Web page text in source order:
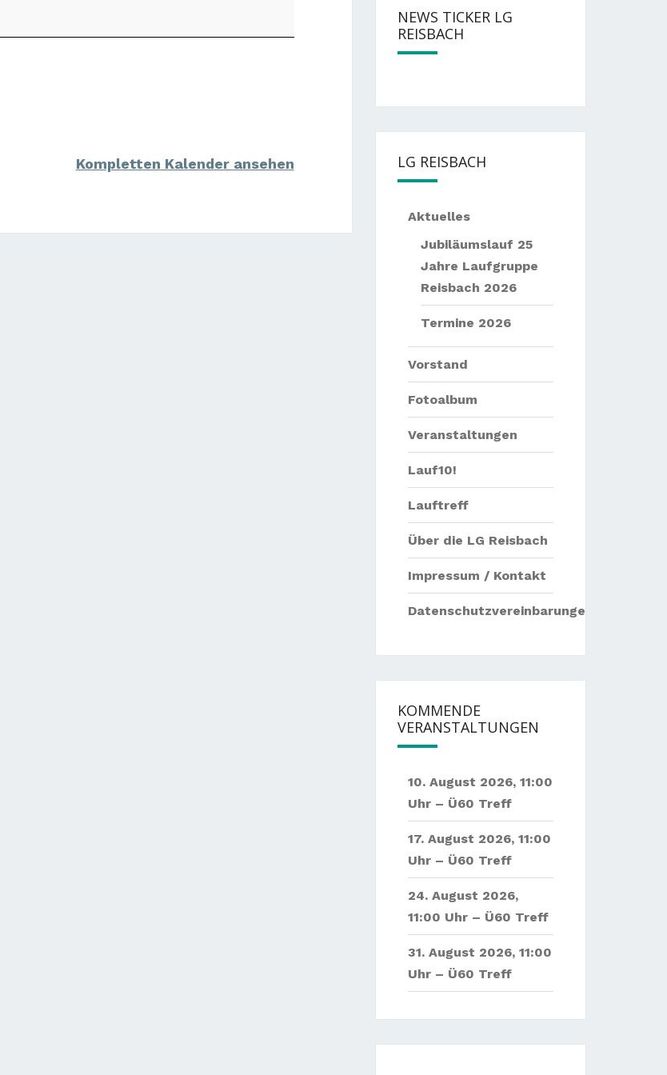
Kompletten Kalender ansehen
NEWS TICKER LG
REISBACH
LG REISBACH
Aktuelles
Jubiläumslauf 25
Jahre Laufgruppe
Reisbach 2026
Termine 2026
Vorstand
Fotoalbum
Veranstaltungen
Lauf10!
Lauftreff
Über die LG Reisbach
Impressum / Kontakt
Datenschutzvereinbarungen
KOMMENDE
VERANSTALTUNGEN
10. August 2026, 11:00
Uhr – Ü60 Treff
17. August 2026, 11:00
Uhr – Ü60 Treff
24. August 2026,
11:00 Uhr – Ü60 Treff
31. August 2026, 11:00
Uhr – Ü60 Treff